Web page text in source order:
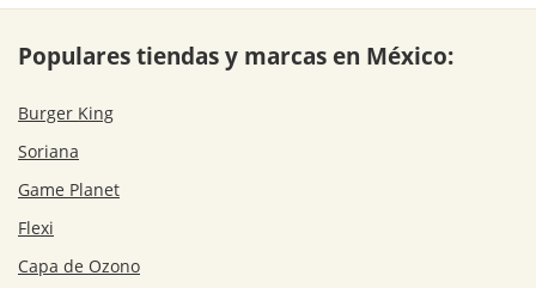
Populares tiendas y marcas en México:
Burger King
Soriana
Game Planet
Flexi
Capa de Ozono